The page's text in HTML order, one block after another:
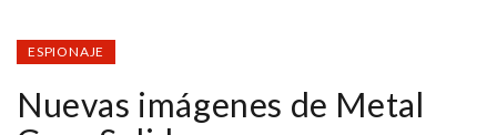
ESPIONAJE
Nuevas imágenes de Metal